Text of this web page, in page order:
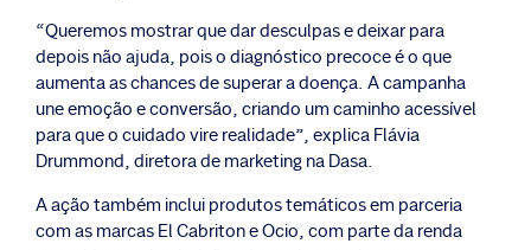
“Queremos mostrar que dar desculpas e deixar para
depois não ajuda, pois o diagnóstico precoce é o que
aumenta as chances de superar a doença. A campanha
une emoção e conversão, criando um caminho acessível
para que o cuidado vire realidade”, explica Flávia
Drummond, diretora de marketing na Dasa.
A ação também inclui produtos temáticos em parceria
com as marcas El Cabriton e Ocio, com parte da renda